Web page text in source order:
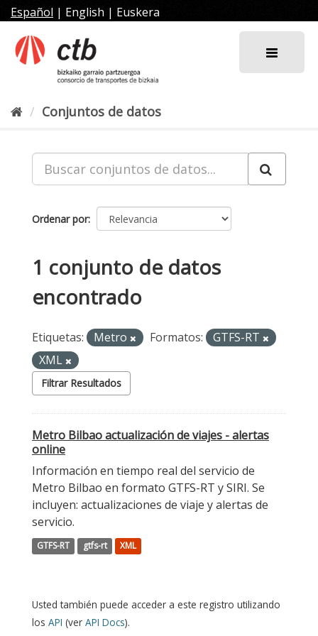
al
contenido
Español | English | Euskera
Conjuntos de datos
Ordenar por
1 conjunto de datos
encontrado
Etiquetas: Metro Formatos:
GTFS-RT
XML
Filtrar Resultados
Metro Bilbao actualización de viajes - alertas
online
Información en tiempo real del servicio de
Metro Bilbao en formato GTFS-RT y SIRI. Se
incluyen: actualizaciones de viaje y alertas de
servicio.
GTFS-RT gtfs-rt XML
Usted también puede acceder a este registro utilizando
los API (ver API Docs).